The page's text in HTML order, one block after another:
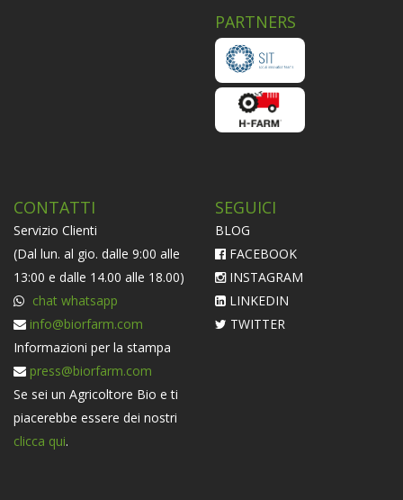
PARTNERS
CONTATTI
Servizio Clienti
(Dal lun. al gio. dalle 9:00 alle
13:00 e dalle 14.00 alle 18.00)
chat whatsapp
info@biorfarm.com
Informazioni per la stampa
press@biorfarm.com
Se sei un Agricoltore Bio e ti
piacerebbe essere dei nostri
clicca qui.
SEGUICI
BLOG
FACEBOOK
INSTAGRAM
LINKEDIN
TWITTER